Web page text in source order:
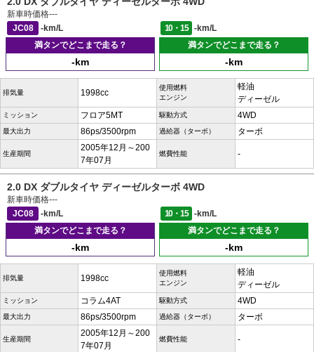
新車時価格---
JC08
-km/L 10・15
-km/L
満タンでどこまで走る？
-km
満タンでどこまで走る？
-km
排気量 1998cc
使用燃料
エンジン
軽油
ディーゼル
ミッション フロア5MT 駆動方式 4WD
最大出力 86ps/3500rpm 過給器（ターボ） ターボ
生産期間
2005年12月～200
7年07月
燃費性能 -
2.0 DX ダブルタイヤ ディーゼルターボ 4WD
新車時価格---
JC08
-km/L 10・15
-km/L
満タンでどこまで走る？
-km
満タンでどこまで走る？
-km
排気量 1998cc
使用燃料
エンジン
軽油
ディーゼル
ミッション コラム4AT 駆動方式 4WD
最大出力 86ps/3500rpm 過給器（ターボ） ターボ
生産期間
2005年12月～200
7年07月
燃費性能 -